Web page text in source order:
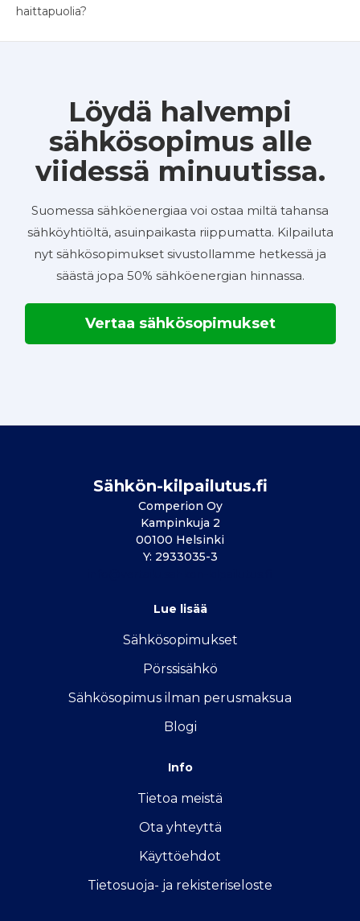
haittapuolia?
Löydä halvempi
sähkösopimus alle
viidessä minuutissa.
Suomessa sähköenergiaa voi ostaa miltä tahansa
sähköyhtiöltä, asuinpaikasta riippumatta. Kilpailuta
nyt sähkösopimukset sivustollamme hetkessä ja
säästä jopa 50% sähköenergian hinnassa.
Vertaa sähkösopimukset
Sähkön-kilpailutus.fi
Comperion Oy
Kampinkuja 2
00100 Helsinki
Y: 2933035-3
Lue lisää
Sähkösopimukset
Pörssisähkö
Sähkösopimus ilman perusmaksua
Blogi
Info
Tietoa meistä
Ota yhteyttä
Käyttöehdot
Tietosuoja- ja rekisteriseloste